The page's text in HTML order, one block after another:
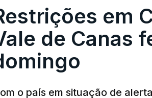
em
de Canas
o país em situação de